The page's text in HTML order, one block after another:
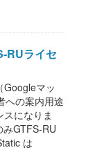
RUライセ
マッ
への案内用途
になりま
GTFS-RU
は